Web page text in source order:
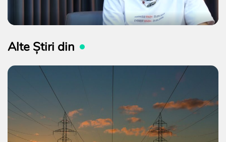
Alte Știri din